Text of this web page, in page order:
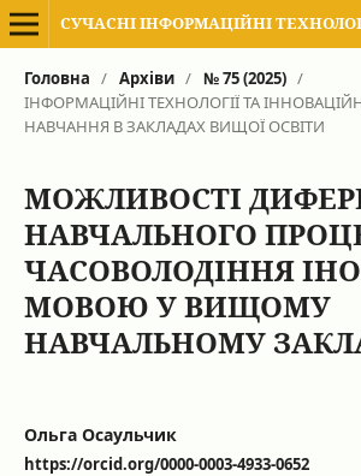
Головна / Архіви / № 75 (2025) /
ІНФОРМАЦІЙНІ ТЕХНОЛОГІЇ ТА
НАВЧАННЯ В ЗАКЛАДАХ ВИЩОЇ ОСВІТИ
МОЖЛИВОСТІ
НАВЧАЛЬНОГО
ЧАСОВОЛОДІННЯ
МОВОЮ У ВИЩОМУ
НАВЧАЛЬНОМУ
Ольга Осаульчик
https://orcid.org/0000-0003-4933-0652